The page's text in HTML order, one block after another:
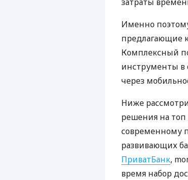
Именно
предлагающие
Комплексный
инструменты в
через
Ниже
решения на топ
современному
развивающих
ПриватБанк,
время набор